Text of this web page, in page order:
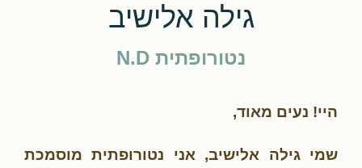
גילה אלישיב
נטורופתית N.D
היי! נעים מאוד,
שמי גילה אלישיב, אני נטורופתית מוסמכת